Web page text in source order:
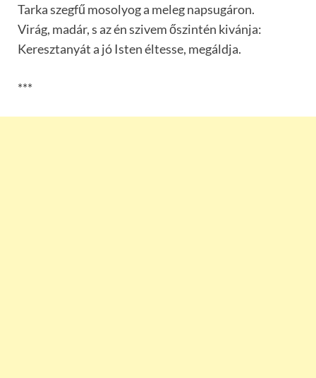
Tarka szegfű mosolyog a meleg napsugáron.
Virág, madár, s az én szivem őszintén kivánja:
Keresztanyát a jó Isten éltesse, megáldja.
***